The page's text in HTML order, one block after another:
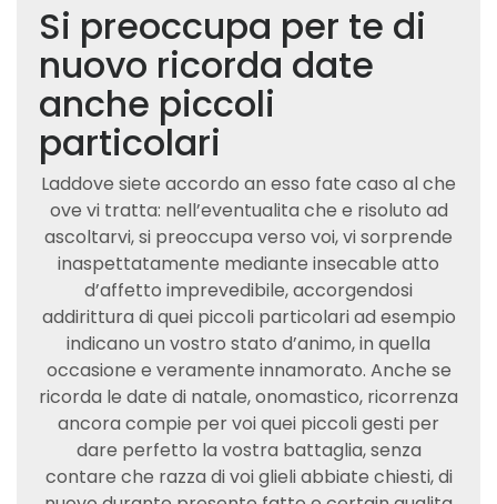
Si preoccupa per te di
nuovo ricorda date
anche piccoli
particolari
Laddove siete accordo an esso fate caso al che
ove vi tratta: nell’eventualita che e risoluto ad
ascoltarvi, si preoccupa verso voi, vi sorprende
inaspettatamente mediante insecable atto
d’affetto imprevedibile, accorgendosi
addirittura di quei piccoli particolari ad esempio
indicano un vostro stato d’animo, in quella
occasione e veramente innamorato. Anche se
ricorda le date di natale, onomastico, ricorrenza
ancora compie per voi quei piccoli gesti per
dare perfetto la vostra battaglia, senza
contare che razza di voi glieli abbiate chiesti, di